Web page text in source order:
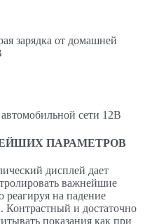
зарядка от домашней
сети 12В
ПАРАМЕТРОВ
дисплей дает
важнейшие
реагируя на падение
Контрастный и достаточно
показания как при